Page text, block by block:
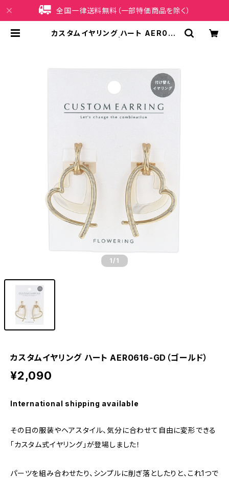
全国一律送料無料（一部特価商品を除く）
カスタムイヤリング ハート AER061
1 /1
カスタムイヤリング ハート AER0616-GD（ゴールド）
¥2,090
International shipping available
その日の服装やヘアスタイル、気分に合わせて自由に変形できる
「カスタム式イヤリング」が登場しました！
パーツを組み合わせたり、シンプルに削ぎ落としたりと、これ1つで